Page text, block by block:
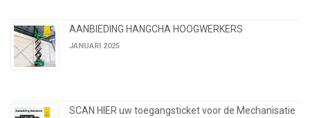
AANBIEDING HANGCHA HOOGWERKERS
JANUARI 2025
SCAN HIER uw toegangsticket voor de Mechanisatie